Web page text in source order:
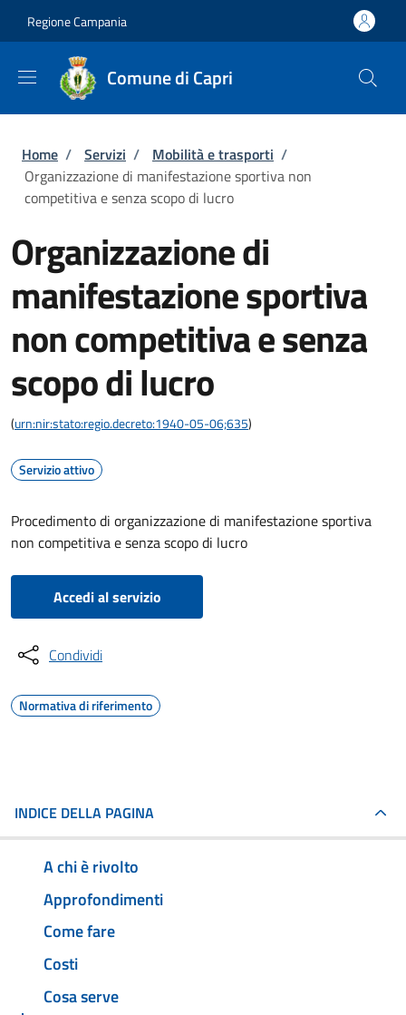
Regione Campania
Comune di Capri
Briciole di pane
Home / Servizi / Mobilità e trasporti /
Organizzazione di manifestazione sportiva non
competitiva e senza scopo di lucro
Organizzazione di
manifestazione sportiva
non competitiva e senza
scopo di lucro
(urn:nir:stato:regio.decreto:1940-05-06;635)
Servizio attivo
Procedimento di organizzazione di manifestazione sportiva
non competitiva e senza scopo di lucro
Accedi al servizio
Condividi
Normativa di riferimento
INDICE DELLA PAGINA
A chi è rivolto
Approfondimenti
Come fare
Costi
Cosa serve